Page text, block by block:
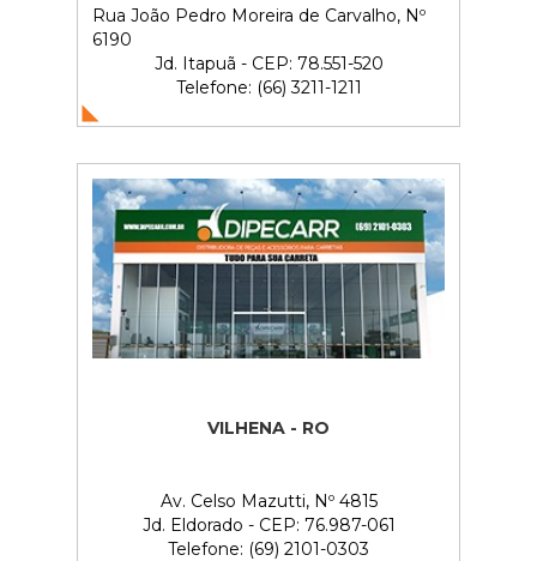
Rua João Pedro Moreira de Carvalho, Nº
6190
Jd. Itapuã - CEP: 78.551-520
Telefone: (66) 3211-1211
VILHENA - RO
Av. Celso Mazutti, Nº 4815
Jd. Eldorado - CEP: 76.987-061
Telefone: (69) 2101-0303